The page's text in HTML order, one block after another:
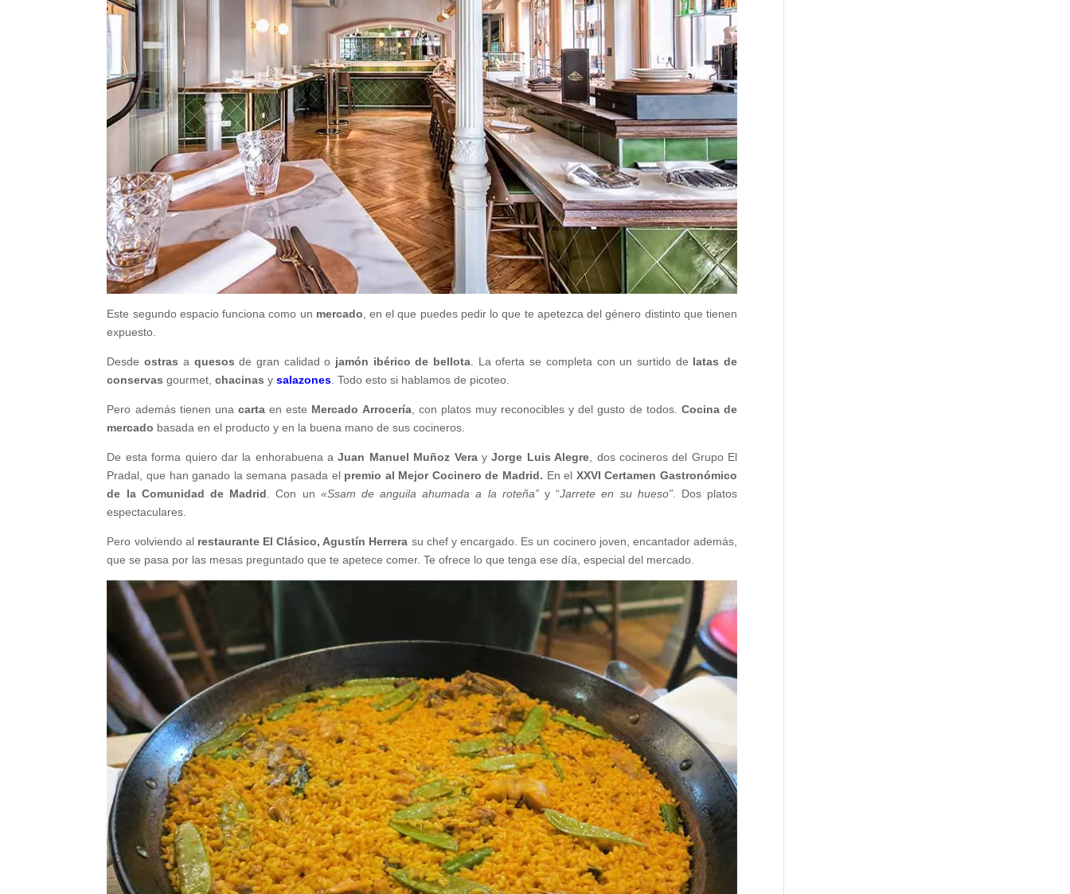
Este segundo espacio funciona como un mercado , en el que puedes pedir lo que te apetezca del género distinto que tienen
expuesto.
Desdeostras a quesos de gran calidad o jamón ibérico de bellota . La oferta se completa con un surtido de latas de
conservas gourmet,chacinas ysalazones . Todo esto si hablamos de picoteo.
Pero además tienen una cartaen este Mercado Arrocería, con platos muy reconocibles y del gusto de todos. Cocina de
mercado basada en el producto y en la buena mano de sus cocineros.
De esta forma quiero dar la enhorabuena aJuan Manuel Muñoz VerayJorge Luis Alegre , dos cocineros del Grupo El
Pradal, que han ganado la semana pasada el premio al Mejor Cocinero de Madrid. En el XXVI Certamen Gastronómico
de la Comunidad de Madrid . Con un «Ssam de anguila ahumada a la roteña”y “Jarrete en su hueso”. Dos platos
espectaculares.
Pero volviendo al restaurante El Clásico, Agustín Herrera su chef y encargado. Es un cocinero joven, encantador además,
que se pasa por las mesas preguntado que te apetece comer. Te ofrece lo que tenga ese día, especial del mercado.